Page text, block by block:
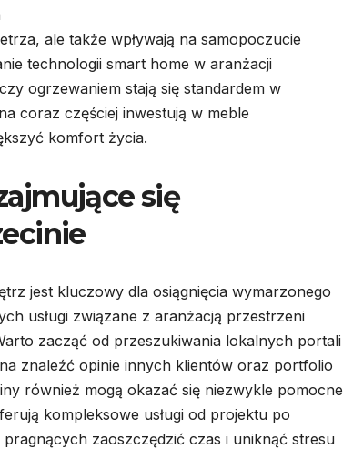
ale także wpływają na samopoczucie
technologii smart home w aranżacji
ogrzewaniem stają się standardem w
coraz częściej inwestują w meble
komfort życia.
się
jest kluczowy dla osiągnięcia wymarzonego
usługi związane z aranżacją przestrzeni
zacząć od przeszukiwania lokalnych portali
znaleźć opinie innych klientów oraz portfolio
również mogą okazać się niezwykle pomocne
kompleksowe usługi od projektu po
zaoszczędzić czas i uniknąć stresu